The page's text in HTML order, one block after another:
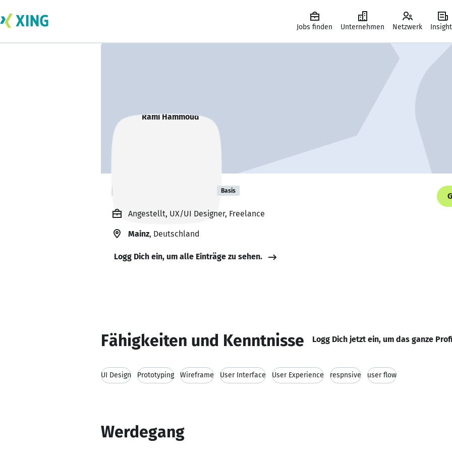
Jobs finden Unternehmen Netzwerk
Rami Hammoud Basis
Angestellt, UX/UI Designer, Freelance
Mainz, Deutschland
Logg Dich ein, um alle Einträge zu sehen.
Fähigkeiten und Kenntnisse Logg Dich jetzt ein, um das ganze
UI Design Prototyping Wireframe User Interface User Experience respnsive user flow
Werdegang